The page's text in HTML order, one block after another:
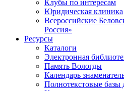
Клубы по интересам
Юридическая клиника
Всероссийские
Россия»
Ресурсы
Каталоги
Электронная
Память Вологды
Календарь
Полнотекстовые базы